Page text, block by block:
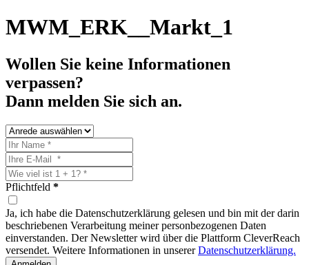
MWM_ERK__Markt_1
Wollen Sie keine Informationen
verpassen?
Dann melden Sie sich an.
Pflichtfeld *
Ja, ich habe die Datenschutzerklärung gelesen und bin mit der darin
beschriebenen Verarbeitung meiner personbezogenen Daten
einverstanden. Der Newsletter wird über die Plattform CleverReach
versendet. Weitere Informationen in unsererDatenschutzerklärung.